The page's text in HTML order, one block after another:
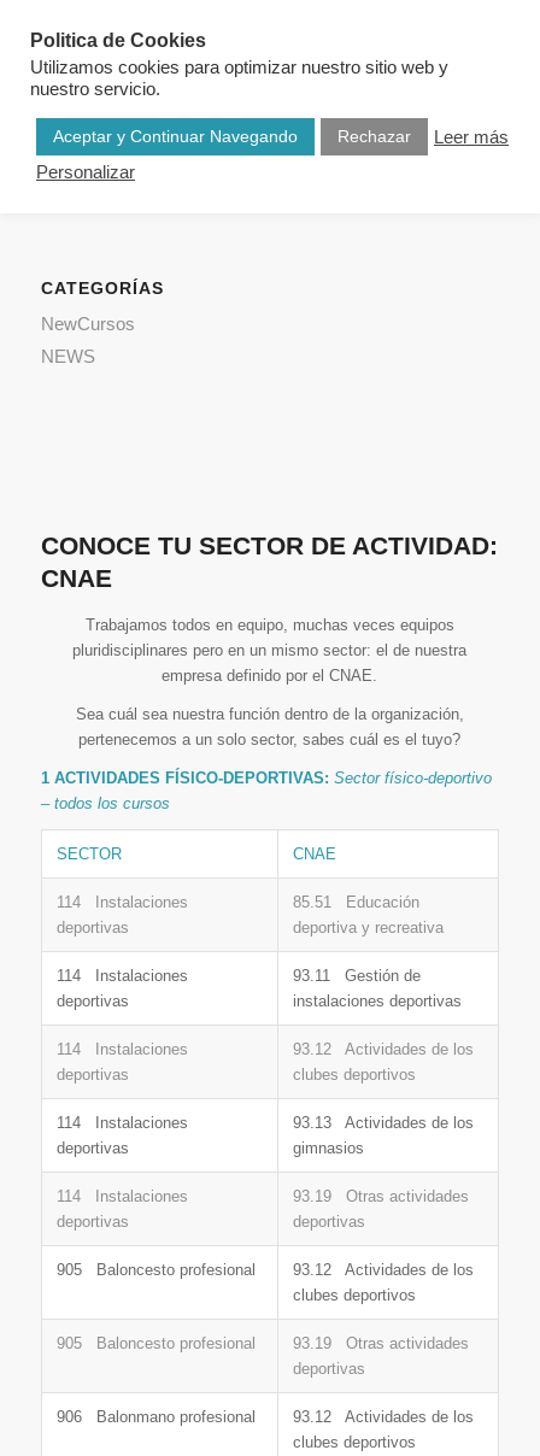
CATEGORÍAS
NewCursos
NEWS
CONOCE TU SECTOR DE ACTIVIDAD:
CNAE
Trabajamos todos en equipo, muchas veces equipos
pluridisciplinares pero en un mismo sector: el de nuestra
empresa definido por el CNAE.
Sea cuál sea nuestra función dentro de la organización,
pertenecemos a un solo sector, sabes cuál es el tuyo?
1 ACTIVIDADES FÍSICO-DEPORTIVAS: Sector físico-deportivo
– todos los cursos
SECTOR CNAE
114 Instalaciones
deportivas
85.51 Educación
deportiva y recreativa
114 Instalaciones
deportivas
93.11 Gestión de
instalaciones deportivas
114 Instalaciones
deportivas
93.12 Actividades de los
clubes deportivos
114 Instalaciones
deportivas
93.13 Actividades de los
gimnasios
114 Instalaciones
deportivas
93.19 Otras actividades
deportivas
905 Baloncesto profesional
93.12 Actividades de los
clubes deportivos
905 Baloncesto profesional
93.19 Otras actividades
deportivas
906 Balonmano profesional
93.12 Actividades de los
clubes deportivos
Politica de Cookies
Utilizamos cookies para optimizar nuestro sitio web y
nuestro servicio.
Aceptar y Continuar Navegando Rechazar
Leer más
Personalizar